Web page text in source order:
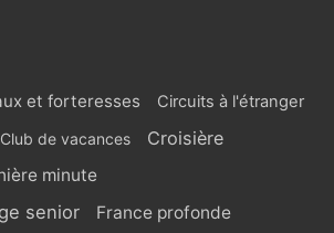
et forteresses
Circuits à l'étranger
Club de vacances Croisière
minute
senior
France profonde